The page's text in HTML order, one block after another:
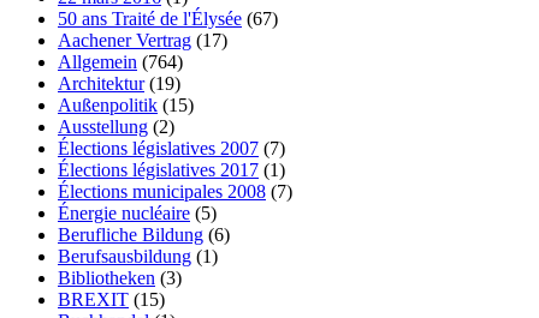
50 ans Traité de l'Élysée (67)
Aachener Vertrag (17)
Allgemein (764)
Architektur(19)
Außenpolitik (15)
Ausstellung (2)
Élections législatives 2007 (7)
Élections législatives 2017 (1)
Élections municipales 2008 (7)
Énergie nucléaire (5)
Berufliche Bildung (6)
Berufsausbildung (1)
Bibliotheken (3)
BREXIT (15)